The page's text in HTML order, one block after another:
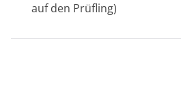
auf den Prüfling)